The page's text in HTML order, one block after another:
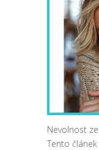
Nevolnost
Tento